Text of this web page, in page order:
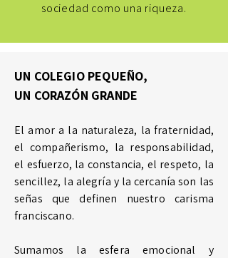
sociedad como una riqueza.
UN COLEGIO PEQUEÑO,
UN CORAZÓN GRANDE
​El amor a la naturaleza, la fraternidad,
el compañerismo, la responsabilidad,
el esfuerzo, la constancia, el respeto, la
sencillez, la alegría y la cercanía son las
señas que definen nuestro carisma
franciscano.
Sumamos la esfera emocional y